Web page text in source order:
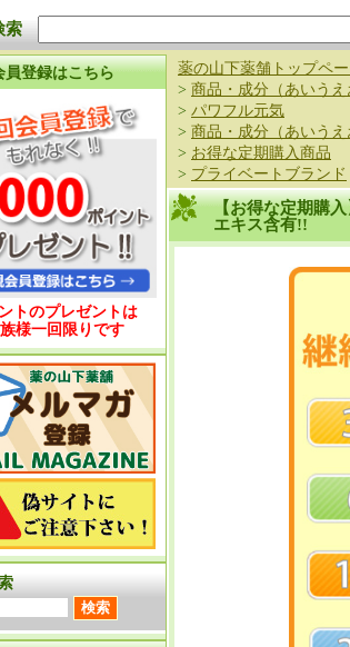
索
員登録はこちら
トのプレゼントは
様一回限りです
薬の山下薬舗トップペ
> 商品・成分（あいうえ
> パワフル元気
> 商品・成分（あいうえ
> お得な定期購入商品
> プライベートブランド
【お得な定期購
エキス含有!!